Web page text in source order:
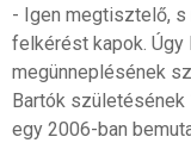
- Igen megtisztelő, s
felkérést kapok.
megünneplésének
Bartók születésének
egy 2006-ban